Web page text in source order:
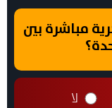
مباشرة بين
لا